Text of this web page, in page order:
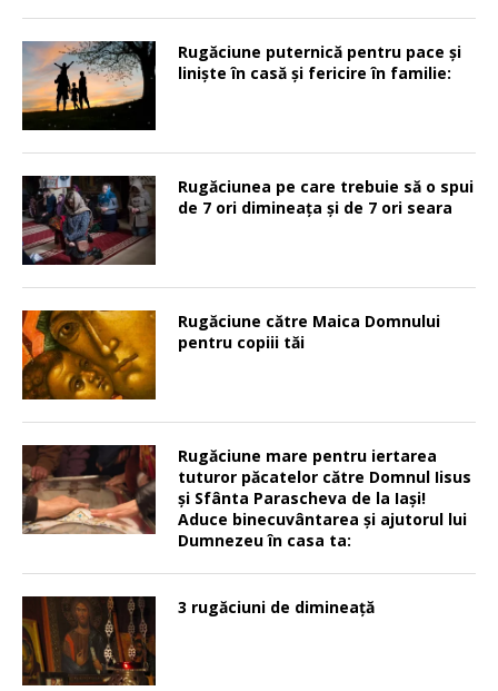
Rugăciune puternică pentru pace şi
linişte în casă şi fericire în familie:
Rugăciunea pe care trebuie să o spui
de 7 ori dimineața și de 7 ori seara
Rugăciune către Maica Domnului
pentru copiii tăi
Rugăciune mare pentru iertarea
tuturor păcatelor către Domnul Iisus
şi Sfânta Parascheva de la Iaşi!
Aduce binecuvântarea şi ajutorul lui
Dumnezeu în casa ta:
3 rugăciuni de dimineață